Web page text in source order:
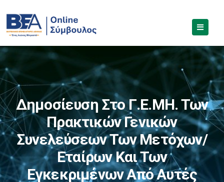
Δημοσίευση Στο Γ.Ε.ΜΗ. Των
Πρακτικών Γενικών
Συνελεύσεων Των Μετόχων/
Εταίρων Και Των
Εγκεκριμένων Από Αυτές